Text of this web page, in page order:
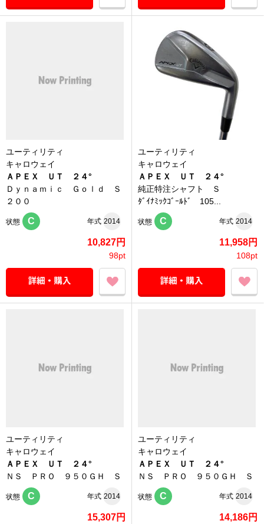
ユーティリティ
キャロウェイ
ＡＰＥＸ ＵＴ ２４°
Ｄｙｎａｍｉｃ Ｇｏｌｄ Ｓ
２００
状態 C 年式 2014
10,827円
98pt
ユーティリティ
キャロウェイ
ＡＰＥＸ ＵＴ ２４°
純正特注シャフト Ｓ
ﾀﾞｲﾅﾐｯｸｺﾞｰﾙﾄﾞ 105...
状態 C 年式 2014
11,958円
108pt
ユーティリティ
キャロウェイ
ＡＰＥＸ ＵＴ ２４°
ＮＳ ＰＲＯ ９５０ＧＨ Ｓ
状態 C 年式 2014
15,307円
ユーティリティ
キャロウェイ
ＡＰＥＸ ＵＴ ２４°
ＮＳ ＰＲＯ ９５０ＧＨ Ｓ
状態 C 年式 2014
14,186円